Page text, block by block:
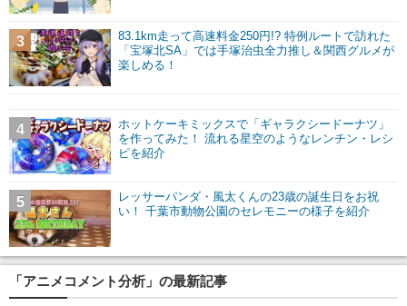
83.1km走って高速料金250円!? 特例ルートで訪れた
「宝塚北SA」では手塚治虫全力推し＆関西グルメが
楽しめる！
3
ホットケーキミックスで「ギャラクシードーナツ」
を作ってみた！ 流れる星空のようなレンチン・レシ
ピを紹介
4
レッサーパンダ・風太くんの23歳の誕生日をお祝
い！ 千葉市動物公園のセレモニーの様子を紹介
5
「アニメコメント分析」の最新記事